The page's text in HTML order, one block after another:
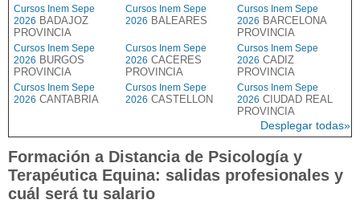
Cursos Inem Sepe
2026 BADAJOZ
PROVINCIA
Cursos Inem Sepe
2026 BALEARES
Cursos Inem Sepe
2026 BARCELONA
PROVINCIA
Cursos Inem Sepe
2026 BURGOS
PROVINCIA
Cursos Inem Sepe
2026 CACERES
PROVINCIA
Cursos Inem Sepe
2026 CADIZ
PROVINCIA
Cursos Inem Sepe
2026 CANTABRIA
Cursos Inem Sepe
2026 CASTELLON
Cursos Inem Sepe
2026 CIUDAD REAL
PROVINCIA
Desplegar todas»
Formación a Distancia de Psicología y
Terapéutica Equina: salidas profesionales y
cuál será tu salario